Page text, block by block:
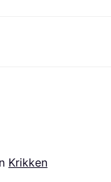
Krikken